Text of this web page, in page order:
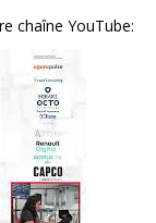
chaîne YouTube: